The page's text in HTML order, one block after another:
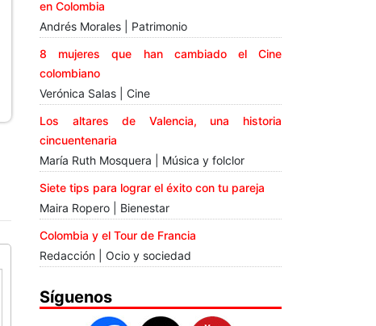
en Colombia
Andrés Morales | Patrimonio
8 mujeres que han cambiado el Cine
colombiano
Verónica Salas | Cine
Los altares de Valencia, una historia
cincuentenaria
María Ruth Mosquera | Música y folclor
Siete tips para lograr el éxito con tu pareja
Maira Ropero | Bienestar
Colombia y el Tour de Francia
Redacción | Ocio y sociedad
Síguenos